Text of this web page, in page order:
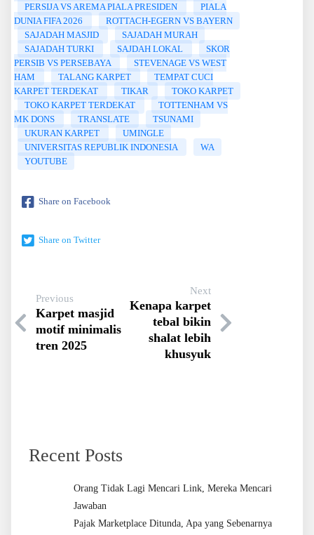
PERSIJA VS AREMA PIALA PRESIDEN
PIALA
DUNIA FIFA 2026
ROTTACH-EGERN VS BAYERN
SAJADAH MASJID
SAJADAH MURAH
SAJADAH TURKI
SAJDAH LOKAL
SKOR
PERSIB VS PERSEBAYA
STEVENAGE VS WEST
HAM
TALANG KARPET
TEMPAT CUCI
KARPET TERDEKAT
TIKAR
TOKO KARPET
TOKO KARPET TERDEKAT
TOTTENHAM VS
MK DONS
TRANSLATE
TSUNAMI
UKURAN KARPET
UMINGLE
UNIVERSITAS REPUBLIK INDONESIA
WA
YOUTUBE
Share on Facebook
Share on Twitter
Previous
Karpet masjid
motif minimalis
tren 2025
Next
Kenapa karpet
tebal bikin
shalat lebih
khusyuk
Recent Posts
Orang Tidak Lagi Mencari Link, Mereka Mencari
Jawaban
Pajak Marketplace Ditunda, Apa yang Sebenarnya